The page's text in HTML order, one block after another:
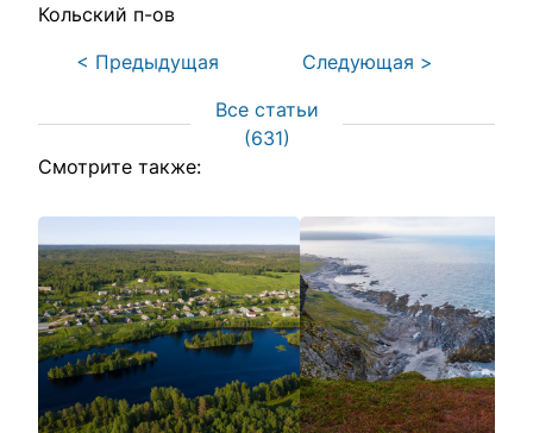
Кольский п-ов
< Предыдущая
Следующая >
Все статьи
(631)
Смотрите также: